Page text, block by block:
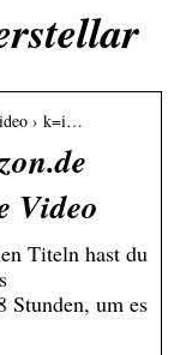
› k=i…
Video
Titeln hast du
Stunden, um es